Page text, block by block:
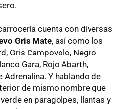
cuenta con diversas
Gris Mate, así como los
Gris Campovolo, Negro
Gara, Rojo Abarth,
Adrenalina. Y hablando de
de mismo nombre que
en paragolpes, llantas y